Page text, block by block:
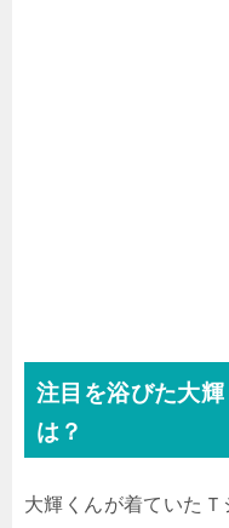
注目を浴びた大
は？
大輝くんが着ていた